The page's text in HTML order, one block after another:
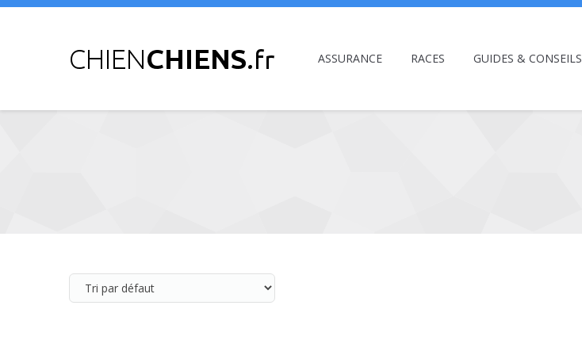
ASSURANCE RACES GUIDES & CONSEILS